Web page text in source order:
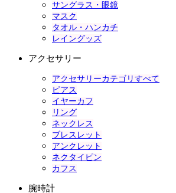
サングラス・眼鏡
マスク
タオル・ハンカチ
レイングッズ
アクセサリー
アクセサリーカテゴリすべて
ピアス
イヤーカフ
リング
ネックレス
ブレスレット
アンクレット
ネクタイピン
カフス
腕時計